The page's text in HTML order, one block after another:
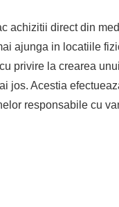
achizitii direct din
ajunga in locatiile
privire la crearea
jos. Acestia
responsabile cu